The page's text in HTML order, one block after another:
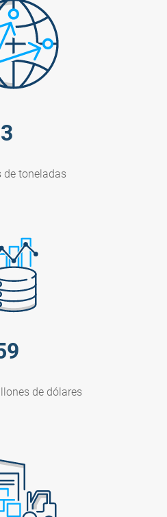
de toneladas
de dólares